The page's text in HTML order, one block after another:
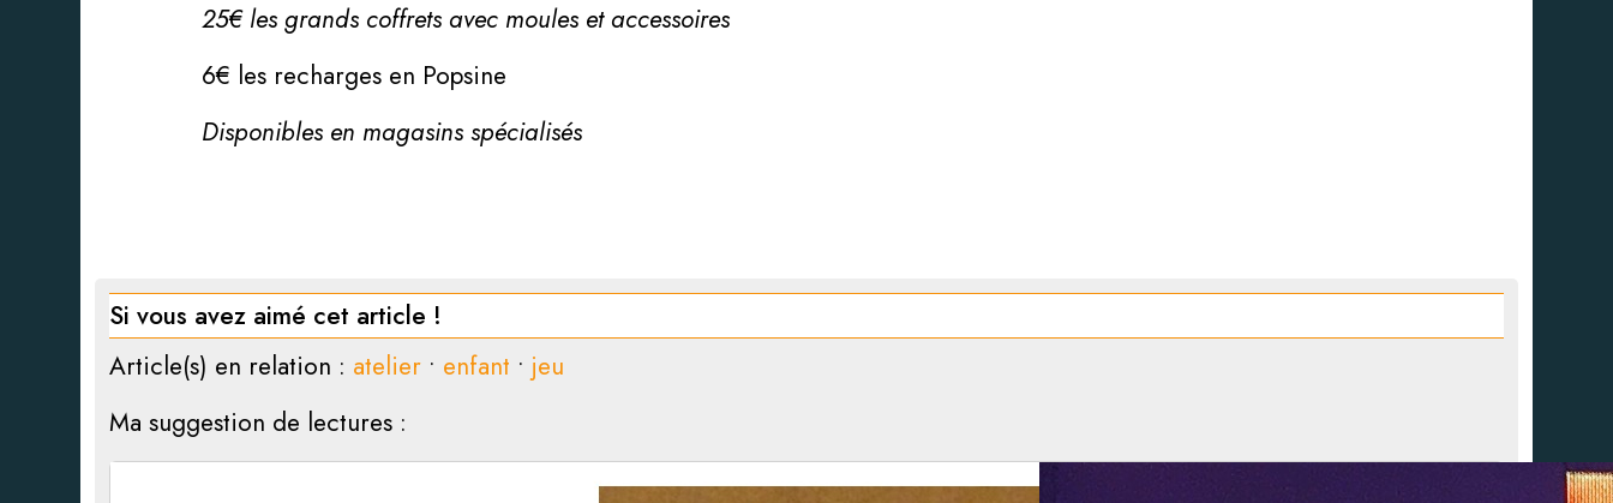
25€ les grands coffrets avec moules et accessoires
6€ les recharges en Popsine
Disponibles en magasins spécialisés
Si vous avez aimé cet article !
Article(s) en relation : atelier • enfant • jeu
Ma suggestion de lectures :